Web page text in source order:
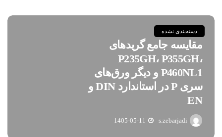
دسته‌بندی نشده
مقایسه جامع گریدهای
P235GH، P355GH،
P460NL1 و دیگر ورق‌های
سری P در استاندارد DIN و
EN
s.zebarjadi
1405-05-11